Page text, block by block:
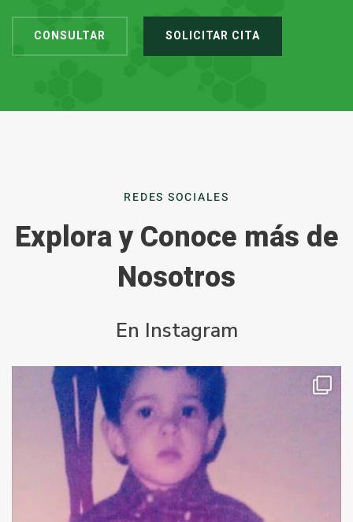
CONSULTAR SOLICITAR CITA
REDES SOCIALES
Explora y Conoce más de
Nosotros
En Instagram